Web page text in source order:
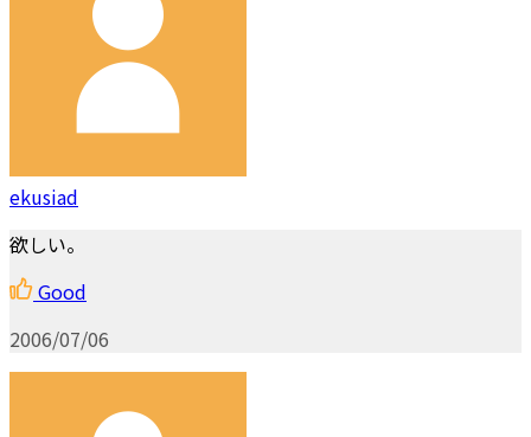
ekusiad
欲しい。
Good
2006/07/06